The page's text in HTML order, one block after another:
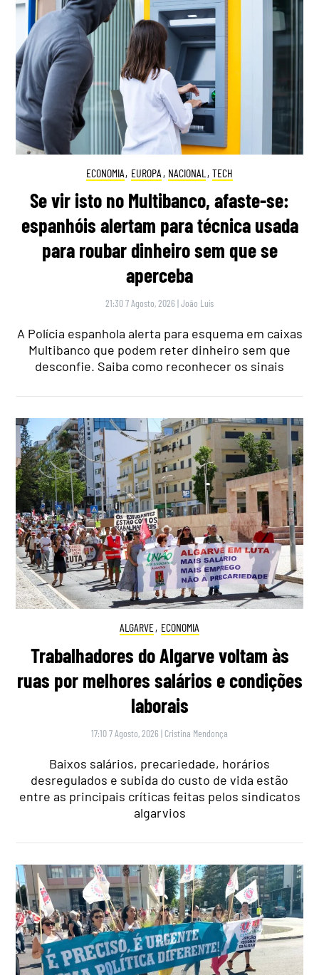
ECONOMIA, EUROPA , NACIONAL , TECH
Se vir isto no Multibanco, afaste-se:
espanhóis alertam para técnica usada
para roubar dinheiro sem que se
aperceba
21:30 7 Agosto, 2026 |João Luís
A Polícia espanhola alerta para esquema em caixas
Multibanco que podem reter dinheiro sem que
desconfie. Saiba como reconhecer os sinais
ALGARVE, ECONOMIA
Trabalhadores do Algarve voltam às
ruas por melhores salários e condições
laborais
17:10 7 Agosto, 2026 | Cristina Mendonça
Baixos salários, precariedade, horários
desregulados e subida do custo de vida estão
entre as principais críticas feitas pelos sindicatos
algarvios